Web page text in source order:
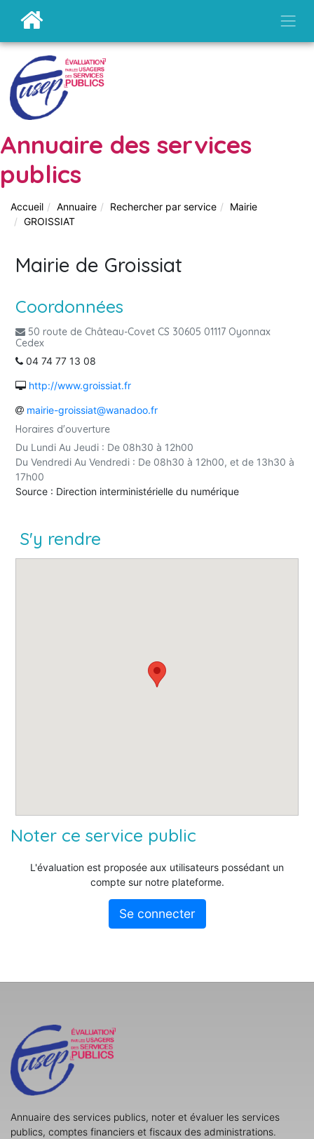
Annuaire des services
publics
Accueil Annuaire Rechercher par service
Mairie
GROISSIAT
Mairie de Groissiat
Coordonnées
50 route de Château-Covet CS 30605 01117 Oyonnax
Cedex
04 74 77 13 08
http://www.groissiat.fr
mairie-groissiat@wanadoo.fr
Horaires d'ouverture
Du Lundi Au Jeudi : De 08h30 à 12h00
Du Vendredi Au Vendredi : De 08h30 à 12h00, et de 13h30 à
17h00
Source : Direction interministérielle du numérique
S'y rendre
Noter ce service public
L'évaluation est proposée aux utilisateurs possédant un
compte sur notre plateforme.
Se connecter
Annuaire des services publics, noter et évaluer les services
publics, comptes financiers et fiscaux des administrations.